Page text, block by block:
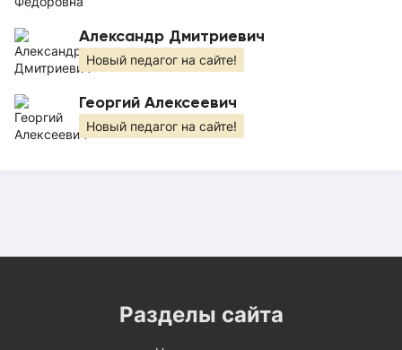
Александр Дмитриевич
Новый педагог на сайте!
Георгий Алексеевич
Новый педагог на сайте!
Разделы сайта